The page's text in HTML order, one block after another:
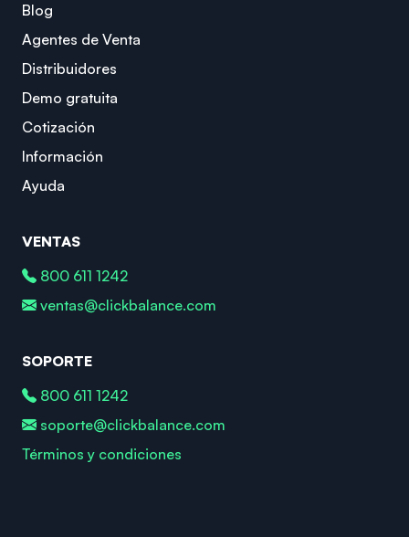
Blog
Agentes de Venta
Distribuidores
Demo gratuita
Cotización
Información
Ayuda
VENTAS
800 611 1242
ventas@clickbalance.com
SOPORTE
800 611 1242
soporte@clickbalance.com
Términos y condiciones